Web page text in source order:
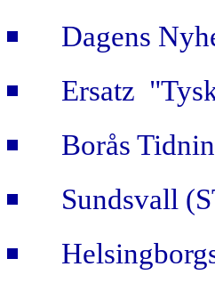
Dagens
Ersatz
Borås
Sundsvall